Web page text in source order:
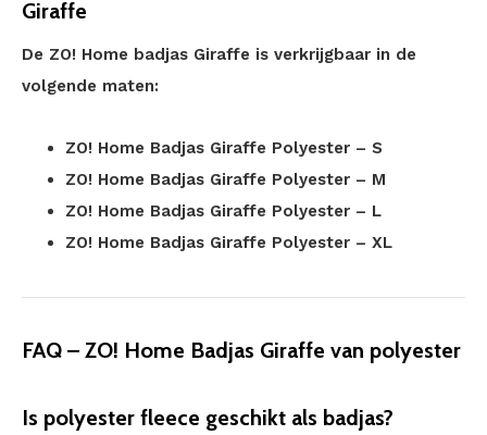
Giraffe
De ZO! Home badjas Giraffe is verkrijgbaar in de
volgende maten:
ZO! Home Badjas Giraffe Polyester – S
ZO! Home Badjas Giraffe Polyester – M
ZO! Home Badjas Giraffe Polyester – L
ZO! Home Badjas Giraffe Polyester – XL
FAQ – ZO! Home Badjas Giraffe van polyester
Is polyester fleece geschikt als badjas?